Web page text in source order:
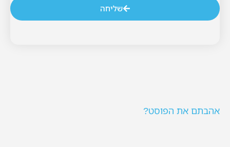
שליחה
אהבתם את הפוסט?